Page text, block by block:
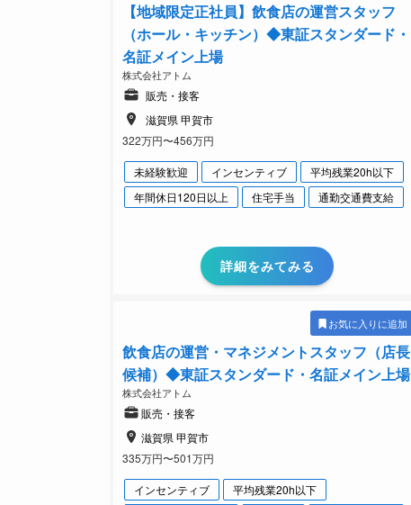
【地域限定正社員】飲食店の運営スタッフ
（ホール・キッチン）◆東証スタンダード・
名証メイン上場
株式会社アトム
販売・接客
滋賀県 甲賀市
322万円〜456万円
未経験歓迎 インセンティブ
平均残業20h以下
年間休日120日以上
住宅手当 通勤交通費支給
詳細をみてみる
お気に入りに追加
飲食店の運営・マネジメントスタッフ（店長
候補）◆東証スタンダード・名証メイン上場
株式会社アトム
販売・接客
滋賀県 甲賀市
335万円〜501万円
インセンティブ
平均残業20h以下